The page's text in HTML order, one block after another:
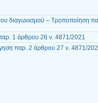
διαγωνισμού – Τροποποίηση
1 άρθρου 26 ν. 4871/2021
παρ. 2 άρθρου 27 ν. 4871/